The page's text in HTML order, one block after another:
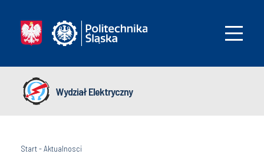
Wydział Elektryczny
Start-Aktualnosci